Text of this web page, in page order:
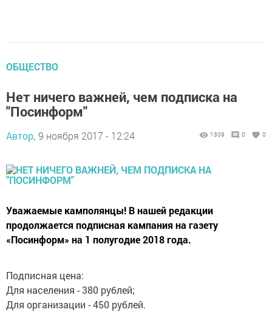
ОБЩЕСТВО
Нет ничего важней, чем подписка на
"Посинформ"
Автор, 9 ноября 2017 - 12:24 1309 0 0
Уважаемые камполянцы! В нашей редакции
продолжается подписная кампания на газету
«Посинформ» на 1 полугодие 2018 года.
Подписная цена:
Для населения - 380 рублей;
Для организации - 450 рублей.